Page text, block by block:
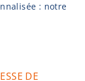
: notre
DE